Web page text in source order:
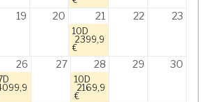
19 20 21
10D
2399,9
€
22 23
26 27 28
10D
2169,9
€
29 30